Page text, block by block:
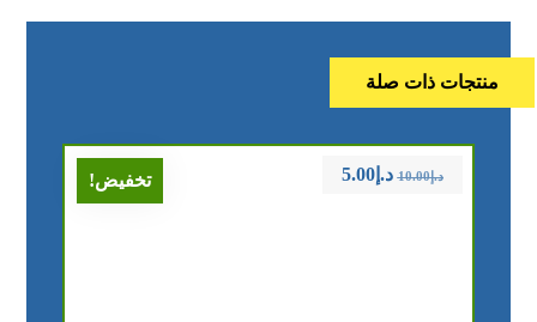
منتجات ذات صلة
تخفيض! د.إ10.00 د.إ5.00